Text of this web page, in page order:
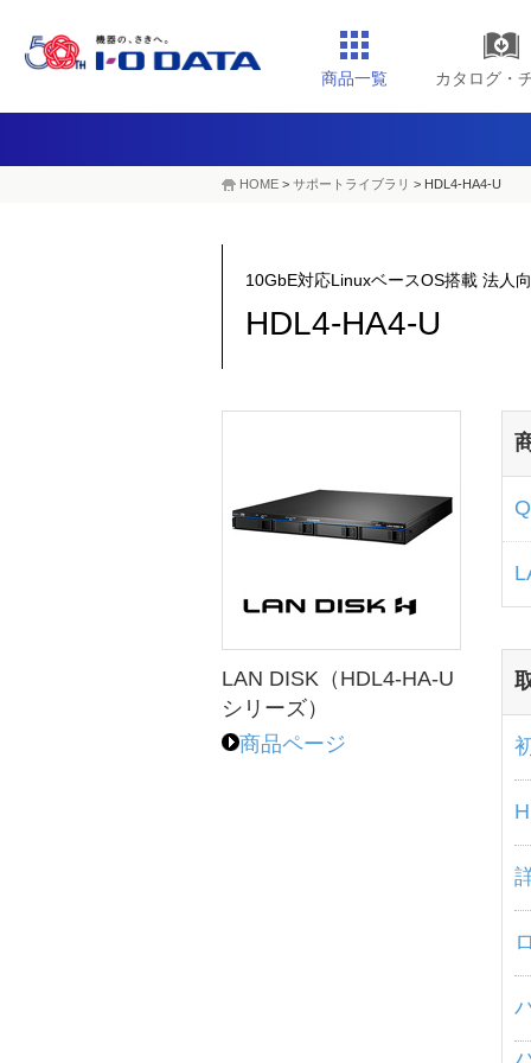
商品一覧 カタログ・
HOME > サポートライブラリ > HDL4-HA4-U
10GbE対応LinuxベースOS搭載 法人
HDL4-HA4-U
LAN DISK（HDL4-HA-U
シリーズ）
商品ページ